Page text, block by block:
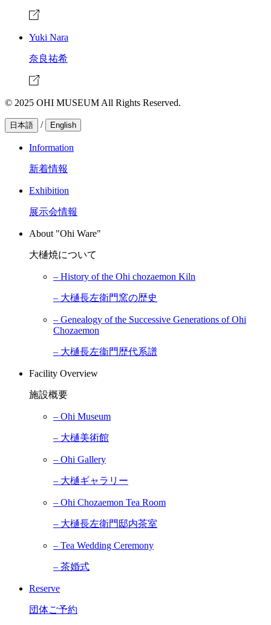
Yuki Nara
奈良祐希
© 2025 OHI MUSEUM All Rights Reserved.
日本語 / English
Information
新着情報
Exhibition
展示会情報
About "Ohi Ware"
大樋焼について
– History of the Ohi chozaemon Kiln
– 大樋長左衛門窯の歴史
– Genealogy of the Successive Generations of Ohi
Chozaemon
– 大樋長左衞門歴代系譜
Facility Overview
施設概要
– Ohi Museum
– 大樋美術館
– Ohi Gallery
– 大樋ギャラリー
– Ohi Chozaemon Tea Room
– 大樋長左衛門邸内茶室
– Tea Wedding Ceremony
– 茶婚式
Reserve
団体ご予約